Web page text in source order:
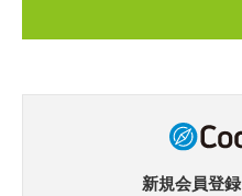
新規会員登録